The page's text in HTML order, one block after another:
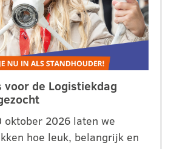
voor de Logistiekdag
oktober 2026 laten we
hoe leuk, belangrijk en